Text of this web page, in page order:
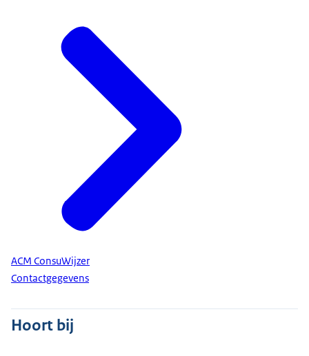
ACM ConsuWijzer
Contactgegevens
Hoort bij